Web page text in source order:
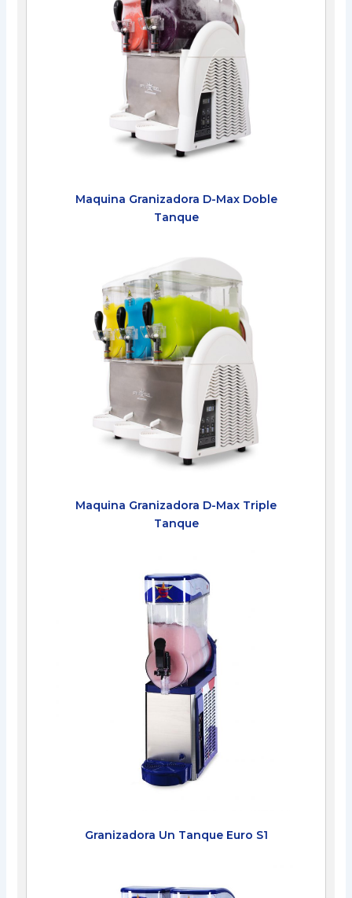
Maquina Granizadora D-Max Doble
Tanque
Maquina Granizadora D-Max Triple
Tanque
Granizadora Un Tanque Euro S1